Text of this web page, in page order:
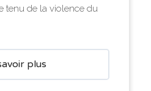
tenu de la violence du
plus